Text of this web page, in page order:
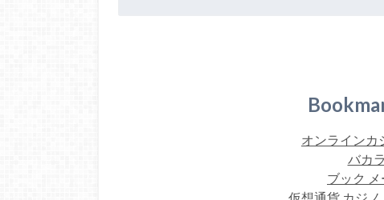
オンラインカ
バカ
ブック